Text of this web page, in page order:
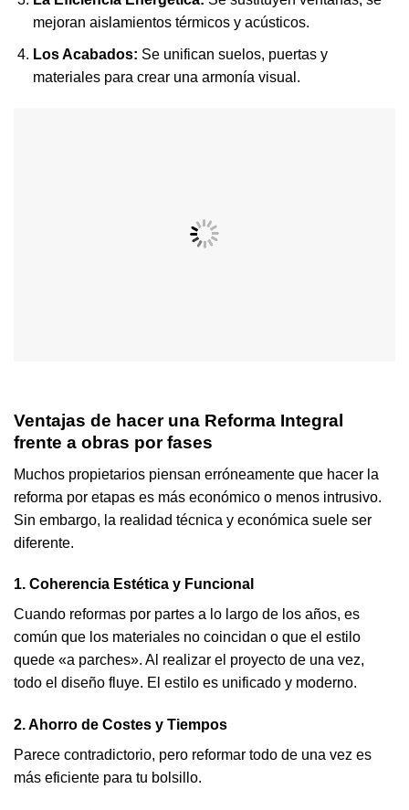
mejoran aislamientos térmicos y acústicos.
Los Acabados: Se unifican suelos, puertas y
materiales para crear una armonía visual.
Ventajas de hacer una Reforma Integral
frente a obras por fases
Muchos propietarios piensan erróneamente que hacer la
reforma por etapas es más económico o menos intrusivo.
Sin embargo, la realidad técnica y económica suele ser
diferente.
1. Coherencia Estética y Funcional
Cuando reformas por partes a lo largo de los años, es
común que los materiales no coincidan o que el estilo
quede «a parches». Al realizar el proyecto de una vez,
todo el diseño fluye. El estilo es unificado y moderno.
2. Ahorro de Costes y Tiempos
Parece contradictorio, pero reformar todo de una vez es
más eficiente para tu bolsillo.